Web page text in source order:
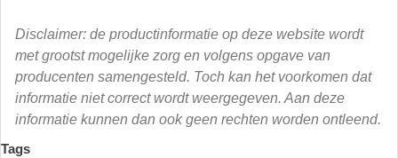
Disclaimer: de productinformatie op deze website wordt
met grootst mogelijke zorg en volgens opgave van
producenten samengesteld. Toch kan het voorkomen dat
informatie niet correct wordt weergegeven. Aan deze
informatie kunnen dan ook geen rechten worden ontleend.
Tags